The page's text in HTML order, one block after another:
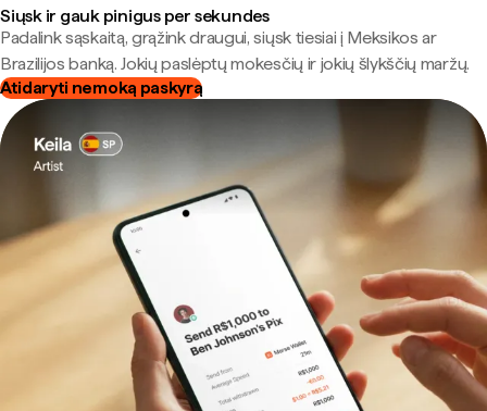
Siųsk ir gauk pinigus per sekundes
Padalink sąskaitą, grąžink draugui, siųsk tiesiai į Meksikos ar
Brazilijos banką. Jokių paslėptų mokesčių ir jokių šlykščių maržų.
Atidaryti nemoką paskyrą